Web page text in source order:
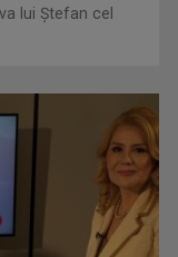
geometrie plană /
lui Ștefan cel